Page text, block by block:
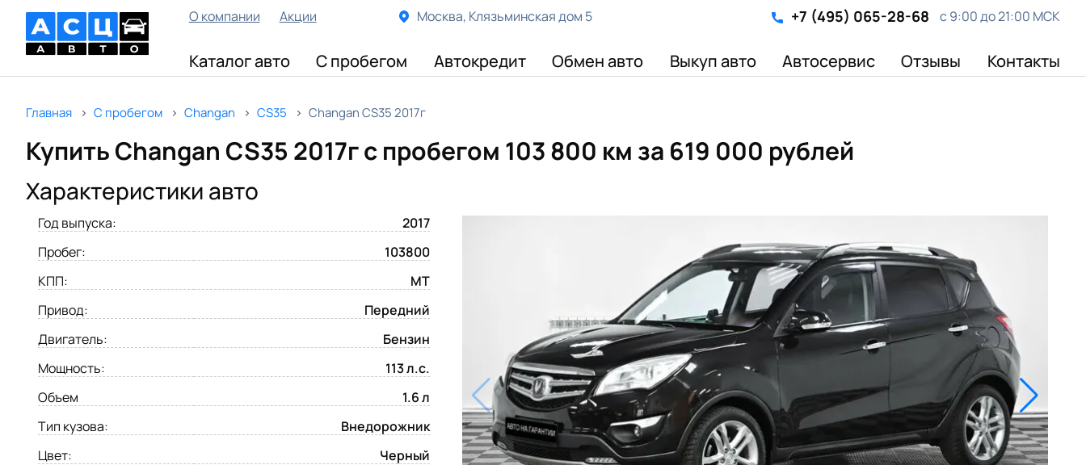
О компании Акции Москва, Клязьминская дом 5 +7 (495) 065-28-68 с 9:00 до 21:00 МСК
Каталог авто С пробегом Автокредит Обмен авто Выкуп авто Автосервис Отзывы Контакты
Главная С пробегом Changan CS35 Changan CS35 2017г
Купить Changan CS35 2017г с пробегом 103 800 км за 619 000 рублей
Характеристики авто
Год выпуска:
2017
Пробег:
103800
КПП:
MT
Привод:
Передний
Двигатель:
Бензин
Мощность:
113 л.с.
Объем
1.6 л
Тип кузова:
Внедорожник
Цвет:
Черный